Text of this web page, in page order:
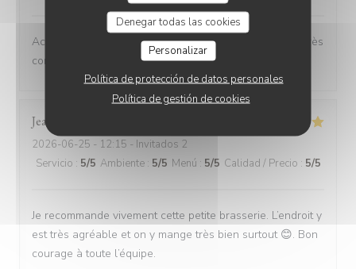
Denegar todas las cookies
Personalizar
Política de protección de datos personales
Política de gestión de cookies
Accueil chaleureux service au top rapport qualité prix très
correct
Jean Claude
2026-06-25 - 12:15 - Invitados 2
Servicio : 5/5 Ambiente : 5/5 Menú : 5/5 Calidad / Precio : 5/5
Je recommande vivement cette petite brasserie. L’endroit y
est très agréable et on y mange très bien surtout 😊. Bon
courage à toute l’équipe.